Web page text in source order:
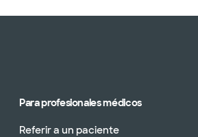
Para profesionales médicos
Referir a un paciente